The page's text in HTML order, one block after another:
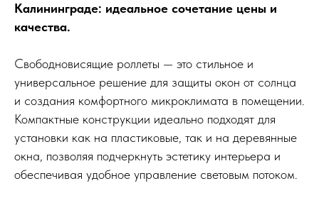
Калининграде: идеальное сочетание цены и
качества.
Свободновисящие роллеты — это стильное и
универсальное решение для защиты окон от солнца
и создания комфортного микроклимата в помещении.
Компактные конструкции идеально подходят для
установки как на пластиковые, так и на деревянные
окна, позволяя подчеркнуть эстетику интерьера и
обеспечивая удобное управление световым потоком.